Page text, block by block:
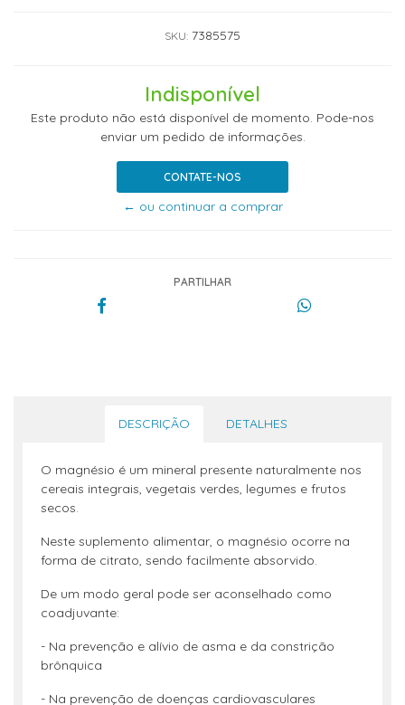
SKU: 7385575
Indisponível
Este produto não está disponível de momento. Pode-nos
enviar um pedido de informações.
CONTATE-NOS
← ou continuar a comprar
PARTILHAR
DESCRIÇÃO DETALHES
O magnésio é um mineral presente naturalmente nos
cereais integrais, vegetais verdes, legumes e frutos
secos.
Neste suplemento alimentar, o magnésio ocorre na
forma de citrato, sendo facilmente absorvido.
De um modo geral pode ser aconselhado como
coadjuvante:
- Na prevenção e alívio de asma e da constrição
brônquica
- Na prevenção de doenças cardiovasculares